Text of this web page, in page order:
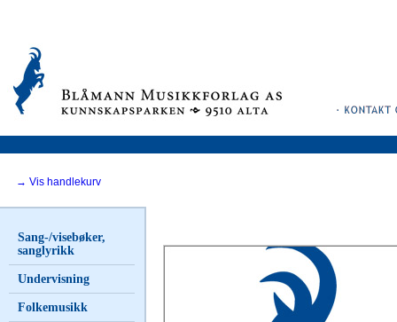
→ Vis handlekurv
Sang-/visebøker,
sanglyrikk
Undervisning
Folkemusikk